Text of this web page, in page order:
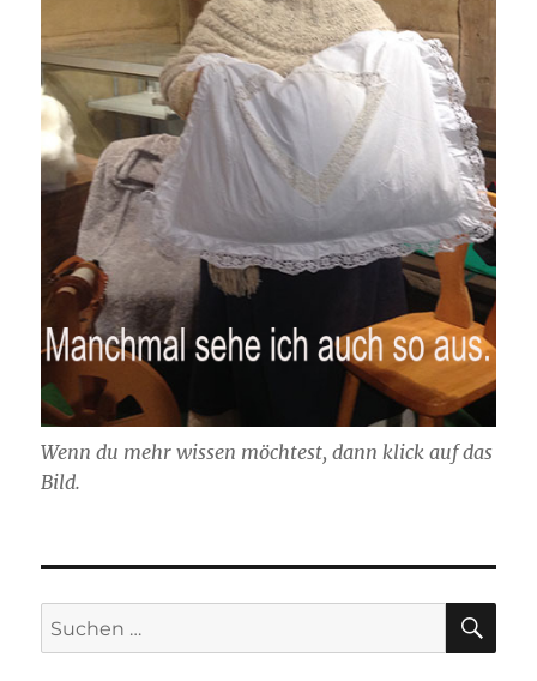
Wenn du mehr wissen möchtest, dann klick auf das
Bild.
Suchen
nach: